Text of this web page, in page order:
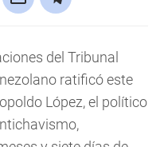
del Tribunal
ratificó este
López, el político